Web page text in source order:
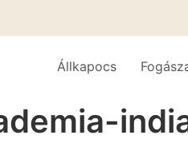
Állkapocs